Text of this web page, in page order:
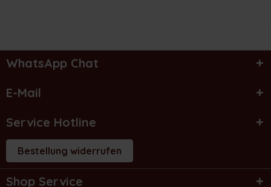
WhatsApp Chat
E-Mail
Service Hotline
Bestellung widerrufen
Shop Service